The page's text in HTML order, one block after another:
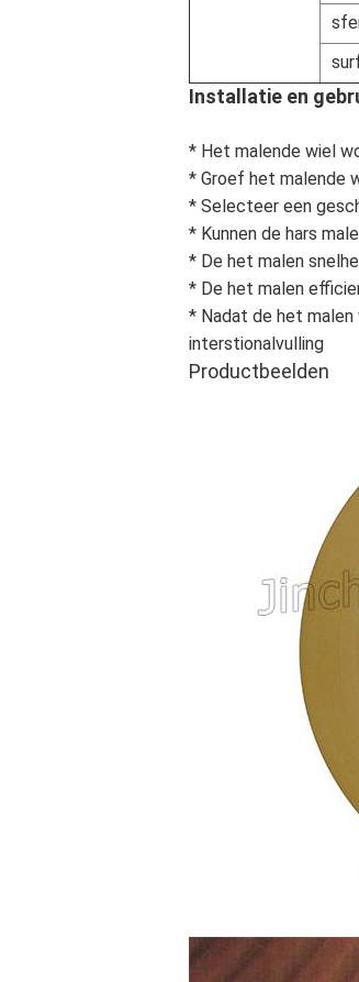
Installatie en
* Het malende wiel
* Groef het malende
* Selecteer een
* Kunnen de hars
* De het malen
* De het malen
* Nadat de het malen
interstionalvulling
Productbeelden